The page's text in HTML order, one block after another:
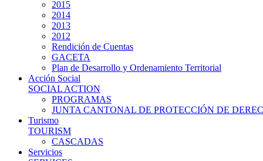
2015
2014
2013
2012
Rendición de Cuentas
GACETA
Plan de Desarrollo y Ordenamiento Territorial
Acción Social
SOCIAL ACTION
PROGRAMAS
JUNTA CANTONAL DE PROTECCIÓN DE
Turismo
TOURISM
CASCADAS
Servicios